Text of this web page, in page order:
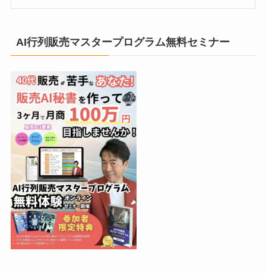
AI行列販売マスタープログラム無料セミナー